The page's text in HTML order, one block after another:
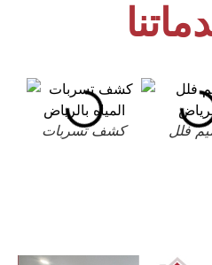
كشف تسربات فلل